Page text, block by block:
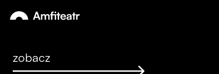
Amfiteatr. Miejski Ośrodek Kultury
zobacz